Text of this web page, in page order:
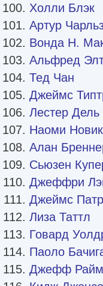
Холли Блэк
Артур
Вонда Н.
Альфред
Тед Чан
Джеймс
Лестер Дель
Наоми Новик
Алан
Сьюзен
Джеффри
Джеймс
Лиза Таттл
Говард
Паоло
Джефф